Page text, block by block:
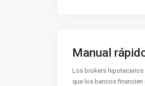
Manual
Los brokers hipotecarios
que los bancos financien